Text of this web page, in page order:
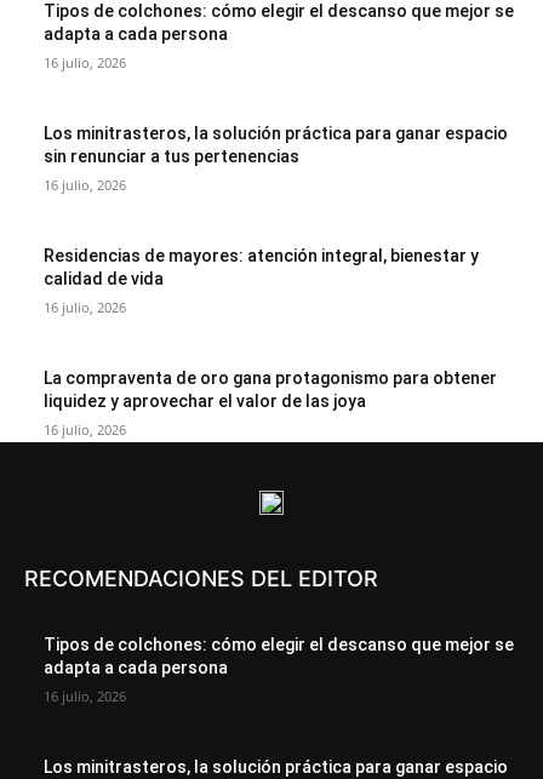
Tipos de colchones: cómo elegir el descanso que mejor se
adapta a cada persona
16 julio, 2026
Los minitrasteros, la solución práctica para ganar espacio
sin renunciar a tus pertenencias
16 julio, 2026
Residencias de mayores: atención integral, bienestar y
calidad de vida
16 julio, 2026
La compraventa de oro gana protagonismo para obtener
liquidez y aprovechar el valor de las joya
16 julio, 2026
RECOMENDACIONES DEL EDITOR
Tipos de colchones: cómo elegir el descanso que mejor se
adapta a cada persona
16 julio, 2026
Los minitrasteros, la solución práctica para ganar espacio